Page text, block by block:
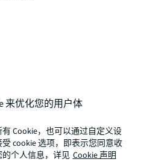
来优化您的用户体
Cookie，也可以通过自定义设
cookie 选项，即表示您同意收
个人信息，详见 Cookie 声明